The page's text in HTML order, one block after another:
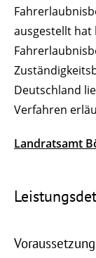
ausgestellt hat
Deutschland
Verfahren
Landratsamt